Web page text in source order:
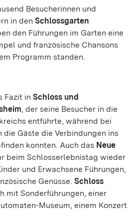
Besucherinnen und
in den Schlossgarten
den Führungen im Garten eine
und französische Chansons
Programm standen.
Fazit in Schloss und
, der seine Besucher in die
entführte, während bei
die Gäste die Verbindungen ins
konnten. Auch das Neue
beim Schlosserlebnistag wieder
und Erwachsene Führungen,
Genüsse. Schloss
mit Sonderführungen, einer
Museum, einem Konzert